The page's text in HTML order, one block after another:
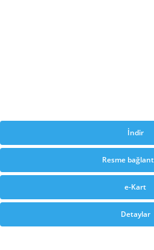
İndir
Resme
e-Kart
Detaylar